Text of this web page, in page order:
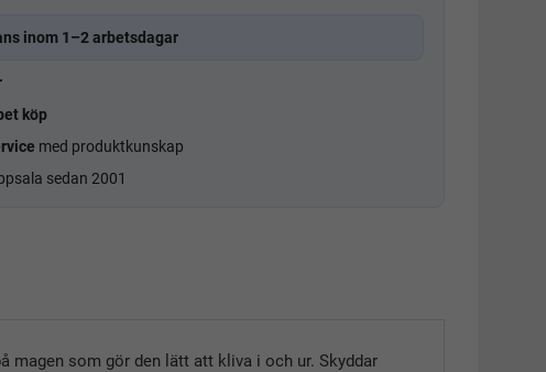
inom 1–2 arbetsdagar
köp
med produktkunskap
sedan 2001
magen som gör den lätt att kliva i och ur. Skyddar